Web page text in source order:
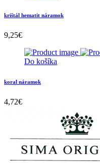
krištál hematit náramok
9,25€
Do košíka
koral náramok
4,72€